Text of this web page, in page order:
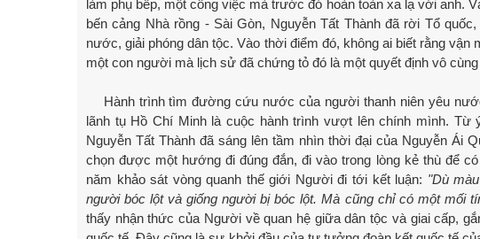
làm phụ bếp, một công việc mà trước đó hoàn toàn xa lạ với anh.
bến cảng Nhà rồng - Sài Gòn, Nguyễn Tất Thành đã rời Tổ
nước, giải phóng dân tộc. Vào thời điểm đó, không ai biết rằng
một con người mà lịch sử đã chứng tỏ đó là một quyết định vô
Hành trình tìm đường cứu nước của người thanh niên yêu
lãnh tụ Hồ Chí Minh là cuộc hành trình vượt lên chính mình.
Nguyễn Tất Thành đã sáng lên tầm nhìn thời đại của Nguyễn Ái
chọn được một hướng đi đúng đắn, đi vào trong lòng kẻ thù để
năm khảo sát vòng quanh thế giới Người đi tới kết luận: "Dù
người bóc lột và giống người bị bóc lột. Mà cũng chỉ có một mối
thấy nhận thức của Người về quan hệ giữa dân tộc và giai cấp,